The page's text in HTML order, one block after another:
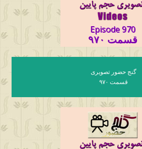
Episode 970
قسمت ۹۷۰
گنج حضور تصویری
قسمت ۹۷۰